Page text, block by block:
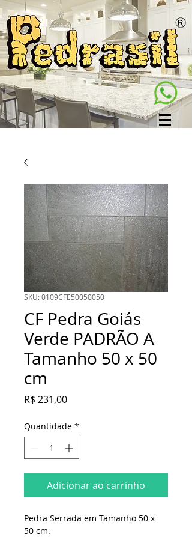
SKU: 0109CFE50050050
CF Pedra Goiás
Verde PADRÃO A
Tamanho 50 x 50
cm
R$ 231,00Preço
Quantidade *
Adicionar ao carrinho
Pedra Serrada em Tamanho 50 x
50 cm.